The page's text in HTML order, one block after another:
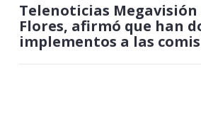
Telenoticias Megavisión
Flores, afirmó que han
implementos a las